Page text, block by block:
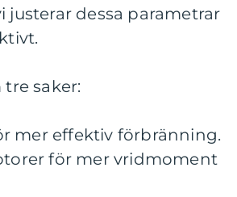
dessa parametrar
saker:
mer effektiv förbränning.
för mer vridmoment